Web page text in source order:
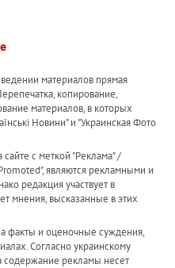
материалов прямая
копирование,
материалов, в которых
Новини" и "Украинская Фото
с меткой "Реклама" /
являются рекламными и
редакция участвует в
мнения, высказанные в этих
факты и оценочные суждения,
Согласно украинскому
содержание рекламы несет